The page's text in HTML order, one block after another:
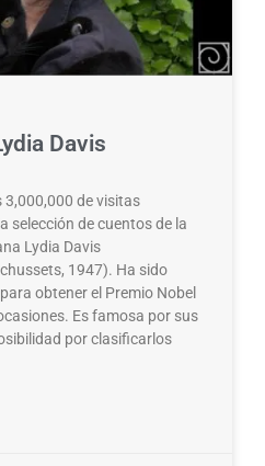
Davis
3,000,000 de visitas
selección de cuentos de la
Lydia Davis
1947). Ha sido
obtener el Premio Nobel
Es famosa por sus
por clasificarlos